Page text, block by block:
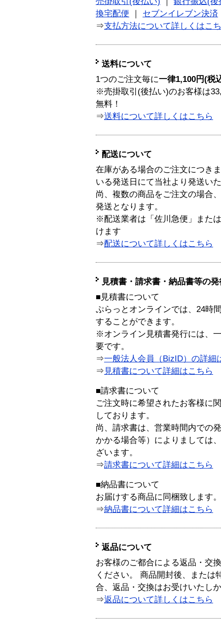
換宅配便
セブンイレブン決済
⇒支払方法について詳しくはこ
送料について
1つのご注文毎に一律1,100円(税
※売掛取引(後払い)のお客様は
無料！
⇒送料について詳しくはこちら
配送について
在庫がある場合のご注文につき
いる発送日にて当社より発送い
尚、複数の商品をご注文の場合
発送となります。
※配送業者は「佐川急便」また
けます
⇒配送について詳しくはこちら
見積書・請求書・納品書等の
■見積書について
ぷらっとオンラインでは、24時
することができます。
※オンライン見積書発行には、
要です。
⇒一般法人会員（BizID）の詳細
⇒ 見積書について詳細はこちら
■請求書について
ご注文時に希望されたお客様に
しております。
尚、請求書は、営業時間内での
かかる場合等）によりましては
ざいます。
⇒請求書について詳細はこちら
■納品書について
お届けする商品に同梱致します。
⇒納品書について詳細はこちら
返品について
お客様のご都合による返品・交
ください。 商品開封後、または
合、返品・交換はお受けいたし
⇒返品について詳しくはこちら